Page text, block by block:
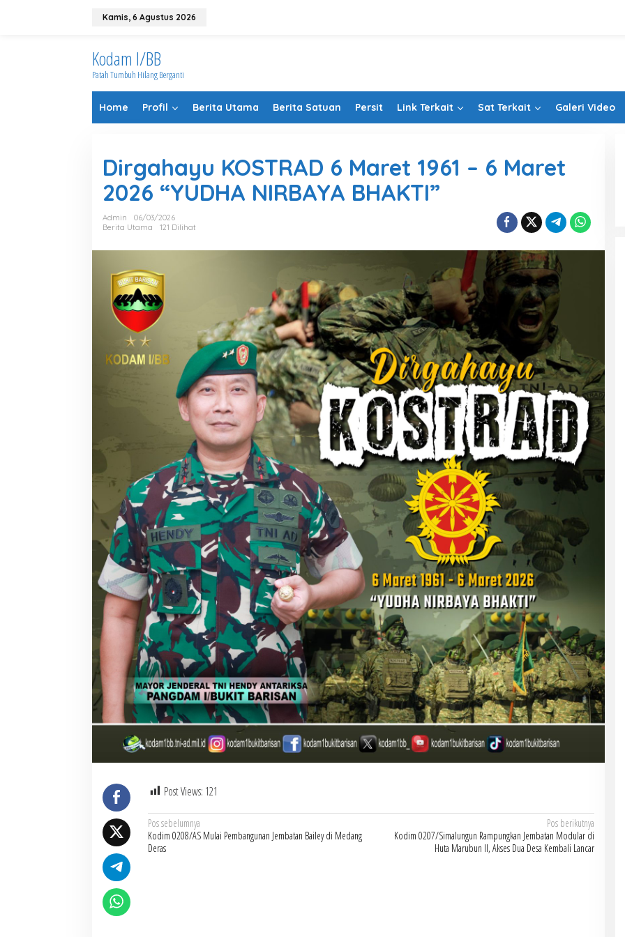
Kamis, 6 Agustus 2026
Kodam I/BB
Patah Tumbuh Hilang Berganti
Home Profil Berita Utama Berita Satuan Persit Link Terkait Sat Terkait Galeri Video
Dirgahayu KOSTRAD 6 Maret 1961 – 6 Maret
2026 “YUDHA NIRBAYA BHAKTI”
Admin
06/03/2026
Berita Utama
121 Dilihat
Post Views: 121
Navigasi
pos
Pos sebelumnya
Kodim 0208/AS Mulai Pembangunan Jembatan Bailey di Medang
Deras
Pos berikutnya
Kodim 0207/Simalungun Rampungkan Jembatan Modular di
Huta Marubun II, Akses Dua Desa Kembali Lancar